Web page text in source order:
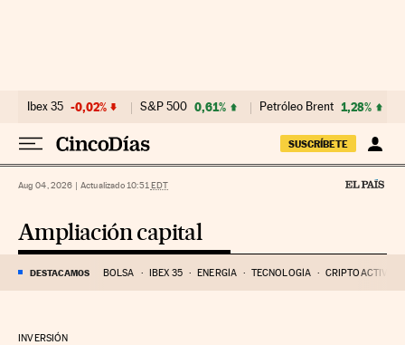
Ibex 35 -0,02% S&P 500 0,61% Petróleo Brent 1,28%
SUSCRÍBETE
Aug 04, 2026 | Actualizado 10:51 EDT
Ampliación capital
DESTACAMOS BOLSA IBEX 35 ENERGÍA TECNOLOGÍA CRIPTOACTIVOS
INVERSIÓN